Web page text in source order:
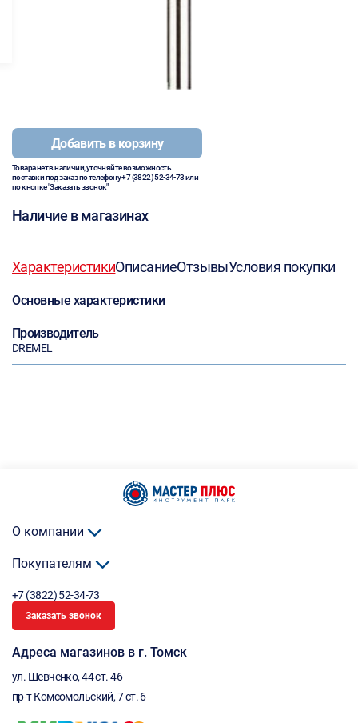
Добавить в корзину
Товара нет в наличии, уточняйте возможность
поставки под заказ по телефону+7 (3822) 52-34-73или
по кнопке "Заказать звонок"
Наличие в магазинах
ХарактеристикиОписаниеОтзывыУсловия покупки
Основные характеристики
Производитель
DREMEL
О компании
Покупателям
+7 (3822) 52-34-73
Заказать звонок
Адреса магазинов в г. Томск
ул. Шевченко, 44 ст. 46
пр-т Комсомольский, 7 ст. 6